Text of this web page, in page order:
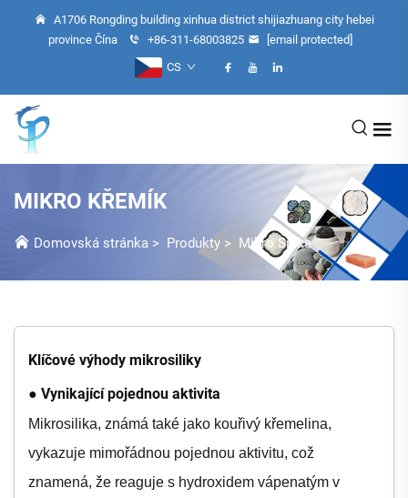
A1706 Rongding building xinhua district shijiazhuang city hebei
province Čína
+86-311-68003825
[email protected]
CS
MIKRO KŘEMÍK
Domovská stránka > Produkty > Mikro Silika
Klíčové výhody mikrosiliky
● Vynikající pojednou aktivita
Mikrosilika, známá také jako kouřivý křemelina,
vykazuje mimořádnou pojednou aktivitu, což
znamená, že reaguje s hydroxidem vápenatým v